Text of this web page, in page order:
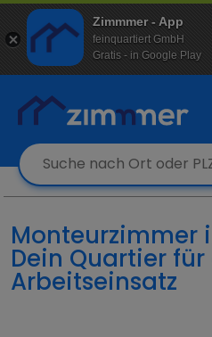
Zimmmer - App
feinquartiert GmbH
Gratis - in Google Play
Monteurzimmer
Dein Quartier für
Arbeitseinsatz